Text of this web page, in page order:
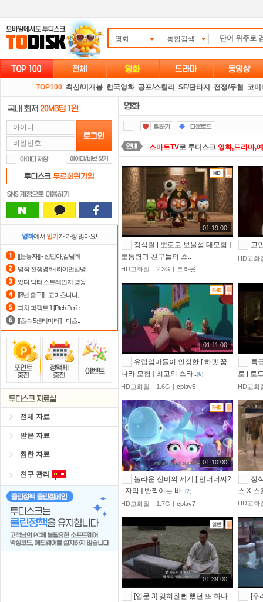
영화 통합검색
TOP100 최신/미개봉 한국영화 공포/스릴러 SF/판타지 전쟁/무협 코미
영화에서 인기가 가장 많아요!
[[눈동자]] - 신민아,감남희..
명작 전쟁영화 [라이언일병..
떴다 닥터 스트레인지 영웅 ..
[[8번 출구]] - 고마츠나나,..
피치 퍼펙트 1 [Pitch Perfe..
[[초속 5센티미터]] - 마츠..
전체 자료
받은 자료
찜한 자료
친구 관리
스마트TV로 투디스크 영화,드라마,
댓글만 잘써도무료 포인트를 드립
숨어있는 카드 마일리지 조회하고
요즘 뭐가 재밌지?고민되면 눌러봐!
출석체크이벤트!매일매일 출석체
정액제 할인쿠폰 사용방법
포인트 할인쿠폰 사용방법
자녀보호기능 으로 가족과 함께 투
01:19:00
정식릴 [ 뽀로로 보물섬 대모험 ]
뽀통령과 친구들의 스..
HD고화질ㅣ2.3Gㅣ 트라웃
고
HD고화
01:11:00
유럽엄마들이 인정한 [ 하펫 꿈
나라 모험 ] 최고의 스타..(6)
HD고화질ㅣ1.6Gㅣcplay5
특
로 [ 로
HD고화
01:10:00
놀라운 신비의 세계 [ 언더더씨2
- 자막 ] 반짝이는 바..(2)
HD고화질ㅣ1.7Gㅣcplay7
정
스 X 스
HD고화
01:39:00
[엽문 3] 잊혀질뻔 했던 또 하나
[우